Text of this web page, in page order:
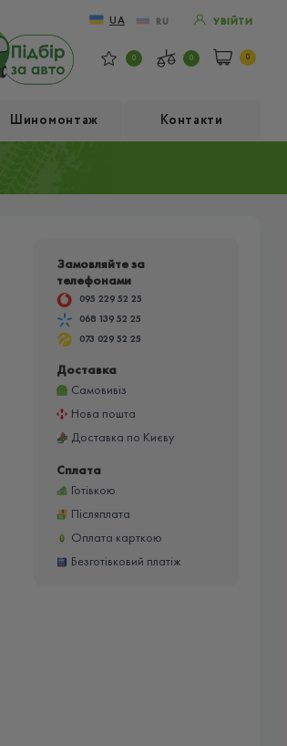
UA RU УВІЙТИ
0 0 0
Шиномонтаж Контакти
Замовляйте за
телефонами
095 229 52 25
068 139 52 25
073 029 52 25
Доставка
Самовивіз
Нова пошта
Доставка по Києву
Сплата
Готівкою
Післяплата
Оплата карткою
Безготівковий платіж